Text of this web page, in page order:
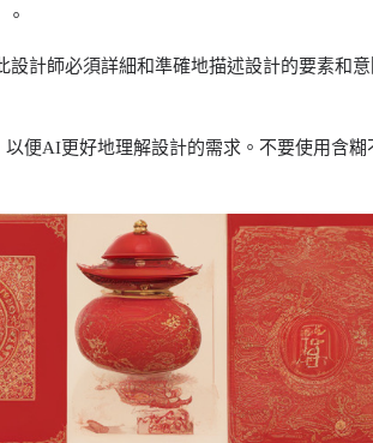
計師必須詳細和準確地描述設計的要素和
便AI更好地理解設計的需求。不要使用含糊